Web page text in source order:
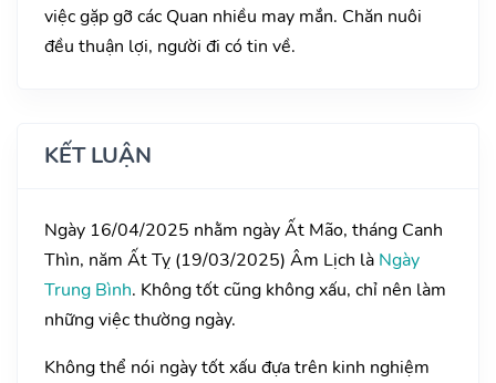
việc gặp gỡ các Quan nhiều may mắn. Chăn nuôi
đều thuận lợi, người đi có tin về.
KẾT LUẬN
Ngày 16/04/2025 nhằm ngày Ất Mão, tháng Canh
Thìn, năm Ất Tỵ (19/03/2025) Âm Lịch là Ngày
Trung Bình. Không tốt cũng không xấu, chỉ nên làm
những việc thường ngày.
Không thể nói ngày tốt xấu đựa trên kinh nghiệm